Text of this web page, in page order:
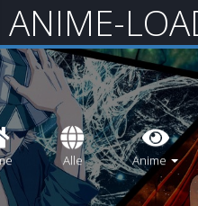
ANIME-
Alle Anime